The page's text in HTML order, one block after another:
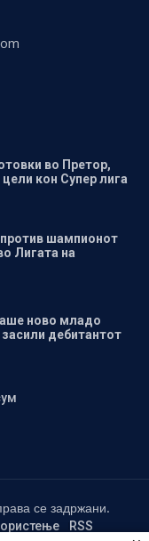
во Претор,
кон Супер лига
шампионот
Лигата на
ново младо
дебитантот
се задржани.
RSS